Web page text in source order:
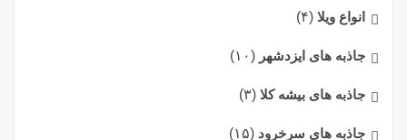
انواع ویلا (۴)
جاذبه های ایزدشهر (۱۰)
جاذبه های بیشه کلا (۳)
جاذبه های سرخرود (۱۵)